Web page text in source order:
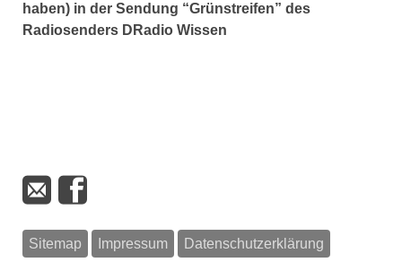
haben) in der Sendung “Grünstreifen” des
Radiosenders DRadio Wissen
Sitemap Impressum Datenschutzerklärung